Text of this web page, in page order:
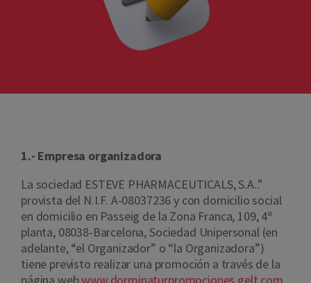
1.- Empresa organizadora
La sociedad ESTEVE PHARMACEUTICALS, S.A..”
provista del N.I.F. A-08037236 y con domicilio social
en domicilio en Passeig de la Zona Franca, 109, 4ª
planta, 08038-Barcelona, Sociedad Unipersonal (en
adelante, “el Organizador” o “la Organizadora”)
tiene previsto realizar una promoción a través de la